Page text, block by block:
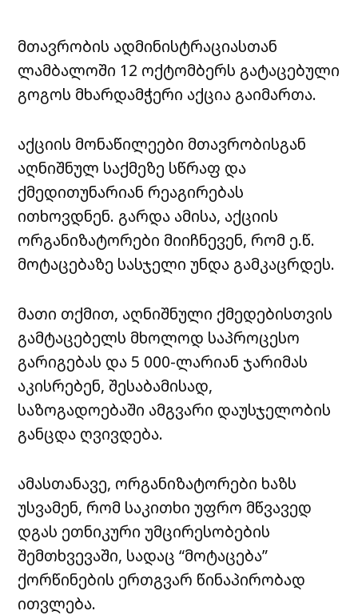
მთავრობის ადმინისტრაციასთან
ლამბალოში 12 ოქტომბერს გატაცებული
გოგოს მხარდამჭერი აქცია გაიმართა.
აქციის მონაწილეები მთავრობისგან
აღნიშნულ საქმეზე სწრაფ და
ქმედითუნარიან რეაგირებას
ითხოვდნენ. გარდა ამისა, აქციის
ორგანიზატორები მიიჩნევენ, რომ ე.წ.
მოტაცებაზე სასჯელი უნდა გამკაცრდეს.
მათი თქმით, აღნიშნული ქმედებისთვის
გამტაცებელს მხოლოდ საპროცესო
გარიგებას და 5 000-ლარიან ჯარიმას
აკისრებენ, შესაბამისად,
საზოგადოებაში ამგვარი დაუსჯელობის
განცდა ღვივდება.
ამასთანავე, ორგანიზატორები ხაზს
უსვამენ, რომ საკითხი უფრო მწვავედ
დგას ეთნიკური უმცირესობების
შემთხვევაში, სადაც “მოტაცება”
ქორწინების ერთგვარ წინაპირობად
ითვლება.